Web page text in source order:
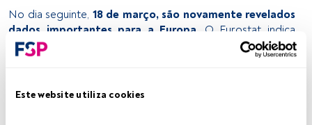
Este website utiliza cookies
No dia seguinte, 18 de março, são novamente revelados
dados importantes para a Europa . O Eurostat indica
quais os resultados da balança comercial em janeiro,
enquanto se conhece também o ZEW Economic
em relação ao desenvolvimento económico da Alemanha